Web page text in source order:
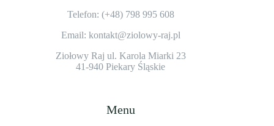
Telefon: (+48) 798 995 608
Email: kontakt@ziolowy-raj.pl
Ziołowy Raj ul. Karola Miarki 23
41-940 Piekary Śląskie
Menu